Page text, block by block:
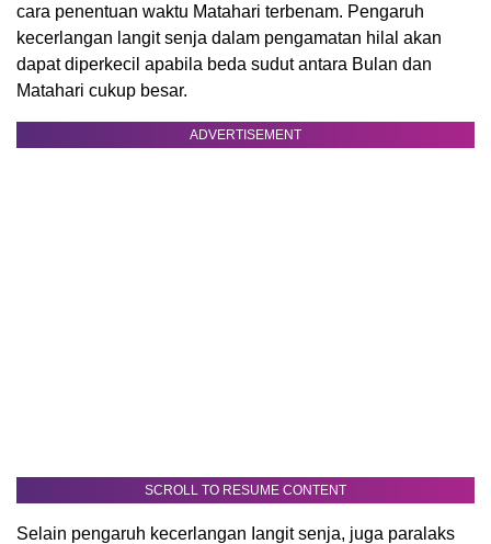
cara penentuan waktu Matahari terbenam. Pengaruh
kecerlangan langit senja dalam pengamatan hilal akan
dapat diperkecil apabila beda sudut antara Bulan dan
Matahari cukup besar.
ADVERTISEMENT
SCROLL TO RESUME CONTENT
Selain pengaruh kecerlangan Iangit senja, juga paralaks